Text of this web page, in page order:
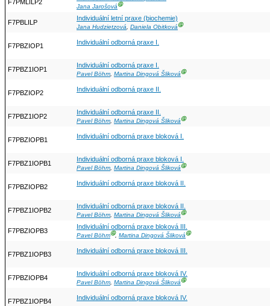
F7PMLILP2
Jana JarošováⒼ
F7PBLILP
Individuální letní praxe (biochemie)
Jana Hudzietzová, Daniela ObitkováⒼ
F7PBZIOP1 Individuální odborná praxe I.
F7PBZ1IOP1
Individuální odborná praxe I.
Pavel Böhm, Martina Dingová ŠlikováⒼ
F7PBZIOP2 Individuální odborná praxe II.
F7PBZ1IOP2
Individuální odborná praxe II.
Pavel Böhm, Martina Dingová ŠlikováⒼ
F7PBZIOPB1 Individuální odborná praxe bloková I.
F7PBZ1IOPB1
Individuální odborná praxe bloková I.
Pavel Böhm, Martina Dingová ŠlikováⒼ
F7PBZIOPB2 Individuální odborná praxe bloková II.
F7PBZ1IOPB2
Individuální odborná praxe bloková II.
Pavel Böhm, Martina Dingová ŠlikováⒼ
F7PBZIOPB3
Individuální odborná praxe bloková III.
Pavel BöhmⒼ, Martina Dingová ŠlikováⒼ
F7PBZ1IOPB3 Individuální odborná praxe bloková III.
F7PBZIOPB4
Individuální odborná praxe bloková IV.
Pavel Böhm, Martina Dingová ŠlikováⒼ
F7PBZ1IOPB4 Individuální odborná praxe bloková IV.